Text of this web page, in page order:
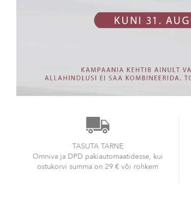
TASUTA TARNE
Omniva ja DPD pakiautomaatidesse, kui
ostukorvi summa on 29 € või rohkem